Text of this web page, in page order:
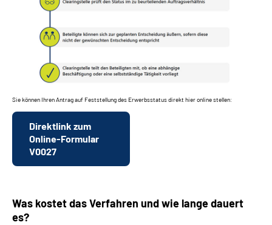
Sie können Ihren Antrag auf Feststellung des Erwerbsstatus direkt hier online stellen:
Direktlink zum
Online-Formular
V0027
Was kostet das Verfahren und wie lange dauert
es?